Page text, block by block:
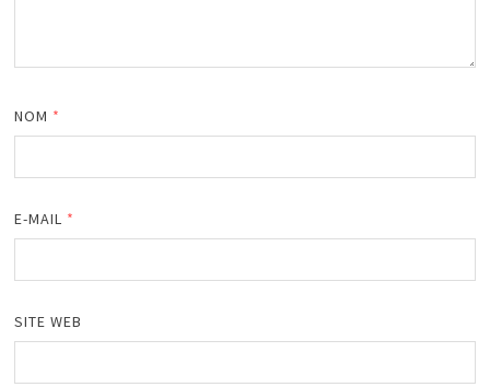
NOM *
E-MAIL *
SITE WEB